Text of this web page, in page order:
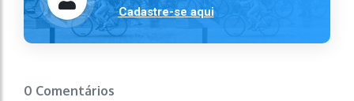
Cadastre-se aqui
0 Comentários